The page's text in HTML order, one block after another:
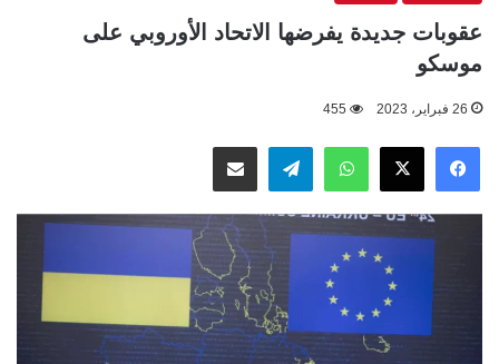
عقوبات جديدة يفرضها الاتحاد الأوروبي على
موسكو
26 فبراير، 2023 455
فيسبوك
‫X واتسابتيلقراممشاركة عبر البريد